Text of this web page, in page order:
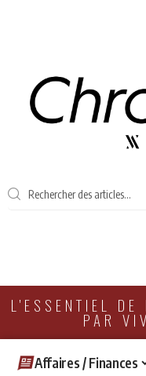
L'ESSENTIEL
PAR
Affaires / Finances